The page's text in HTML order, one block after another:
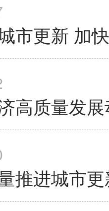
市更新 加
高质量发
推进城市